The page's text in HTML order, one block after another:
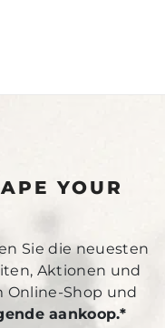
YOUR
Sie die neuesten
Aktionen und
Online-Shop und
aankoop.*